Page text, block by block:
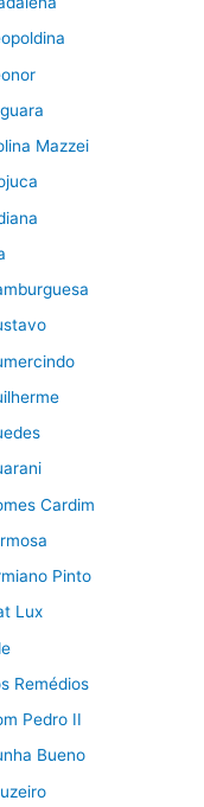
Mazzei
Cardim
Pinto
Lux
Remédios
Pedro II
Bueno